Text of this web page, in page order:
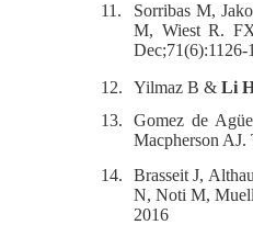
11. Sorribas M,
M, Wiest R.
Dec;71(6):1126-
12.
Yilmaz B & Li
13.
Gomez de
Macpherson AJ.
14.
Brasseit J,
N, Noti M,
2016